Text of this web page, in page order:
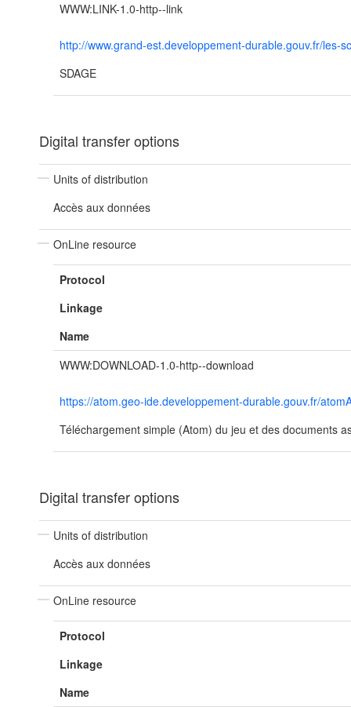
WWW:LINK-1.0-http--link
http://www.grand-est.developpement-durable.gouv.fr/
SDAGE
Digital transfer options
Units of distribution
Accès aux données
OnLine resource
Protocol
Linkage
Name
WWW:DOWNLOAD-1.0-http--download
https://atom.geo-ide.developpement-durable.gouv.fr/
Téléchargement simple (Atom) du jeu et des documents
Digital transfer options
Units of distribution
Accès aux données
OnLine resource
Protocol
Linkage
Name